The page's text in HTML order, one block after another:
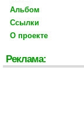
Альбом
Ссылки
О проекте
Реклама: